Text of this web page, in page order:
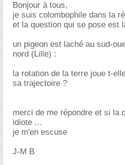
Bonjour à tous,
je suis colombophile dans la
et la question qui se pose est
un pigeon est laché au sud-
nord (Lille) :
la rotation de la terre joue t-
sa trajectoire ?
merci de me répondre et si la
idiote ...
je m'en escuse
J-M B